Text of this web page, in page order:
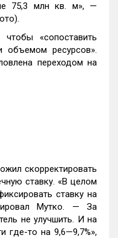
75,3 млн кв. м», —
«сопоставить
ресурсов».
переходом на
скорректировать
ставку. «В целом
ставку на
Мутко. — За
не улучшить. И на
где-то на 9,6—9,7%»,